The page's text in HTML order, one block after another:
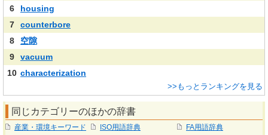
6
housing
7
counterbore
8
空隙
9
vacuum
10 characterization
>>もっとランキングを見る
同じカテゴリーのほかの辞書
産業・環境キーワード
ISO用語辞典
FA用語辞典